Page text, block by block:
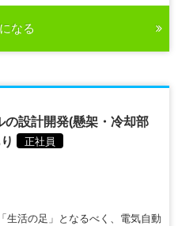
なる
の設計開発(懸架・冷却部
正社員
生活の足」となるべく、電気自動